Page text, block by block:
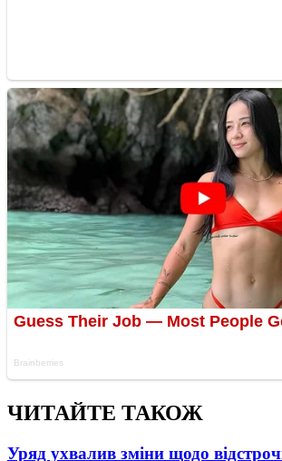
ЧИТАЙТЕ ТАКОЖ
Уряд ухвалив зміни щодо